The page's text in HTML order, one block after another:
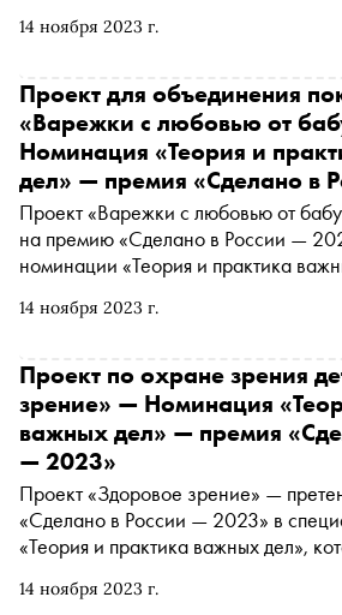
14 ноября 2023 г.
возможностей». Подробнее о
14 ноября 2023 г.
Проект для объединения
«Варежки с любовью от
Номинация «Теория и
дел» — премия «Сделано в
Проект «Варежки с любовью от
на премию «Сделано в России —
номинации «Теория и практика
страна возможностей». Подробнее о
14 ноября 2023 г.
Проект по охране зрения
зрение» — Номинация
важных дел» — премия
— 2023»
Проект «Здоровое зрение» —
«Сделано в России — 2023» в
«Теория и практика важных дел»,
возможностей». Подробнее о